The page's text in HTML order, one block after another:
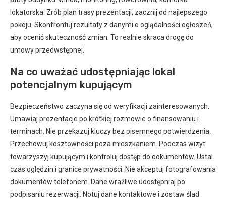
lokatorska. Zrób plan trasy prezentacji, zacznij od najlepszego
pokoju. Skonfrontuj rezultaty z danymi o oglądalności ogłoszeń,
aby ocenić skuteczność zmian. To realnie skraca drogę do
umowy przedwstępnej.
Na co uważać udostępniając lokal
potencjalnym kupującym
Bezpieczeństwo zaczyna się od weryfikacji zainteresowanych.
Umawiaj prezentacje po krótkiej rozmowie o finansowaniu i
terminach. Nie przekazuj kluczy bez pisemnego potwierdzenia.
Przechowuj kosztowności poza mieszkaniem. Podczas wizyt
towarzyszyj kupującym i kontroluj dostęp do dokumentów. Ustal
czas oględzin i granice prywatności. Nie akceptuj fotografowania
dokumentów telefonem. Dane wrażliwe udostępniaj po
podpisaniu rezerwacji. Notuj dane kontaktowe i zostaw ślad